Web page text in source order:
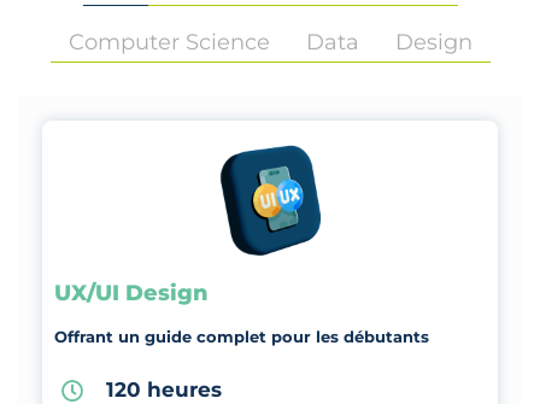
Computer Science Data Design
UX/UI Design
Offrant un guide complet pour les débutants
120 heures